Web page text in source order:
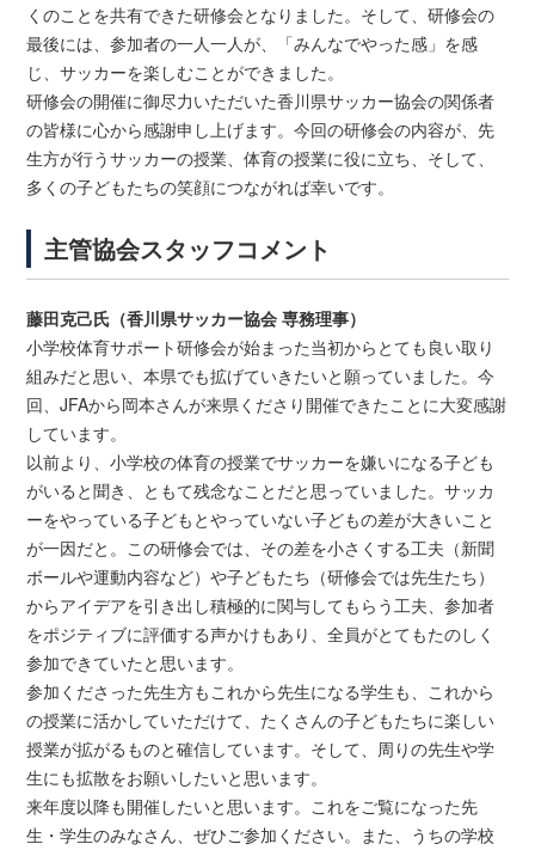
くのことを共有できた研修会となりました。そして、研修会の
最後には、参加者の一人一人が、「みんなでやった感」を感
じ、サッカーを楽しむことができました。
研修会の開催に御尽力いただいた香川県サッカー協会の関係者
の皆様に心から感謝申し上げます。今回の研修会の内容が、先
生方が行うサッカーの授業、体育の授業に役に立ち、そして、
多くの子どもたちの笑顔につながれば幸いです。
主管協会スタッフコメント
藤田克己氏（香川県サッカー協会 専務理事）
小学校体育サポート研修会が始まった当初からとても良い取り
組みだと思い、本県でも拡げていきたいと願っていました。今
回、JFAから岡本さんが来県くださり開催できたことに大変感謝
しています。
以前より、小学校の体育の授業でサッカーを嫌いになる子ども
がいると聞き、ともて残念なことだと思っていました。サッカ
ーをやっている子どもとやっていない子どもの差が大きいこと
が一因だと。この研修会では、その差を小さくする工夫（新聞
ボールや運動内容など）や子どもたち（研修会では先生たち）
からアイデアを引き出し積極的に関与してもらう工夫、参加者
をポジティブに評価する声かけもあり、全員がとてもたのしく
参加できていたと思います。
参加くださった先生方もこれから先生になる学生も、これから
の授業に活かしていただけて、たくさんの子どもたちに楽しい
授業が拡がるものと確信しています。そして、周りの先生や学
生にも拡散をお願いしたいと思います。
来年度以降も開催したいと思います。これをご覧になった先
生・学生のみなさん、ぜひご参加ください。また、うちの学校